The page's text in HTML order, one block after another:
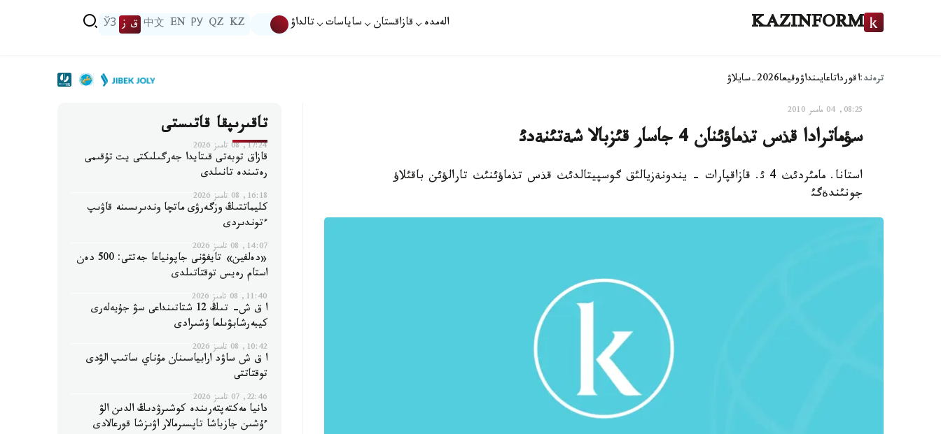
KAZINFORM الەمدە قازاقستان ساياسات تالداۋ KZ
QZ
РУ
EN
中文 ق ز ЎЗ
ترەند:اقورداتاعايىنداۋوقيعا2026-سايلاۋ
08:25, 04 مامىر 2010
سؤماترادا قذس تذماؤئنان 4 جاسار قئزبالا شةتئنةدئ
استانا. مامئردئث 4 ئ. قازاقپارات - يندونةزيالئق گوسپيتالدئث قذس تذماؤئنئث تارالؤئن باقئلاؤ
جونئندةگئ
تاقىرىپقا قاتىستى
17:24, 08 تامىز 2026
قازاق توبەتى قىتايدا جەرگىلىكتى يت تۇقىمى
رەتىندە تانىلدى
16:18, 08 تامىز 2026
كليماتتىڭ وزگەرۋى ماتچا وندىرىسىنە قاۋىپ
ءتوندىردى
14:07, 08 تامىز 2026
«دەلفين» تايفۋنى جاپونياعا جەتتى: 500 دەن
استام رەيس توقتاتىلدى
11:40, 08 تامىز 2026
ا ق ش- تىڭ 12 شتاتىنداعى سۋ جۇيەلەرى
كيبەرشابۋىلعا ۇشىرادى
10:42, 08 تامىز 2026
ا ق ش ساۋد ارابياسىنان مۇناي ساتىپ الۋدى
توقتاتتى
22:46, 07 تامىز 2026
دانيا مەكتەپتەرىندە كوشىرۋدىڭ الدىن الۋ
ءۇشىن جازباشا تاپسىرمالار اۋىزشا قورعالادى